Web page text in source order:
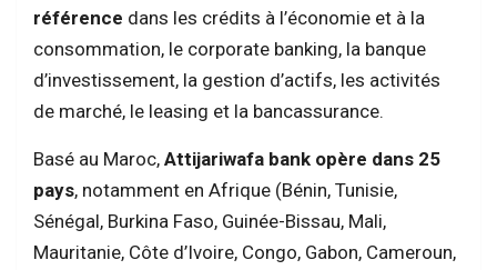
référence dans les crédits à l’économie et à la
consommation, le corporate banking, la banque
d’investissement, la gestion d’actifs, les activités
de marché, le leasing et la bancassurance.
Basé au Maroc, Attijariwafa bank opère dans 25
pays, notamment en Afrique (Bénin, Tunisie,
Sénégal, Burkina Faso, Guinée-Bissau, Mali,
Mauritanie, Côte d’Ivoire, Congo, Gabon, Cameroun,